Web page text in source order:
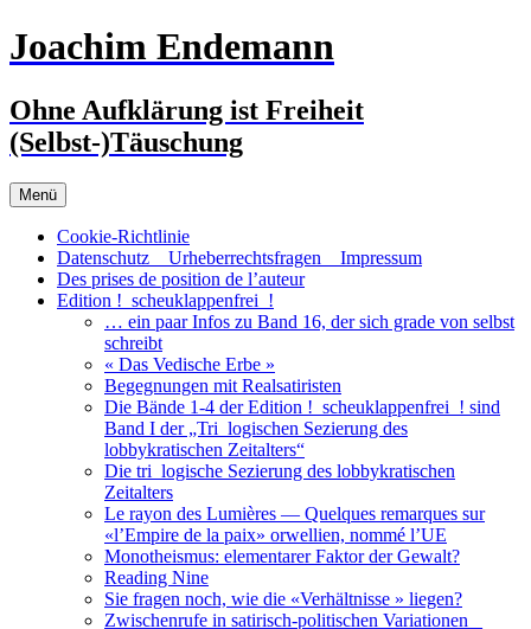
Zum
Inhalt
Joachim Endemann
Ohne Aufklärung ist Freiheit
(Selbst-)Täuschung
Menü
Cookie-Richtlinie
Datenschutz _ Urheberrechtsfragen _ Impressum
Des prises de position de l’auteur
Edition !_scheuklappenfrei_!
… ein paar Infos zu Band 16, der sich grade von selbst
schreibt
« Das Vedische Erbe »
Begegnungen mit Realsatiristen
Die Bände 1-4 der Edition !_scheuklappenfrei_! sind
Band I der „Tri_logischen Sezierung des
lobbykratischen Zeitalters“
Die tri_logische Sezierung des lobbykratischen
Zeitalters
Le rayon des Lumières — Quelques remarques sur
«l’Empire de la paix» orwellien, nommé l’UE
Monotheismus: elementarer Faktor der Gewalt?
Reading Nine
Sie fragen noch, wie die «Verhältnisse » liegen?
Zwischenrufe in satirisch-politischen Variationen _